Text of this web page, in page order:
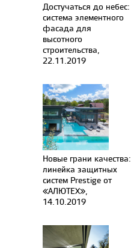
Достучаться до небес:
система элементного
фасада для
высотного
строительства,
22.11.2019
Новые грани качества:
линейка защитных
систем Prestige от
«АЛЮТЕХ»,
14.10.2019